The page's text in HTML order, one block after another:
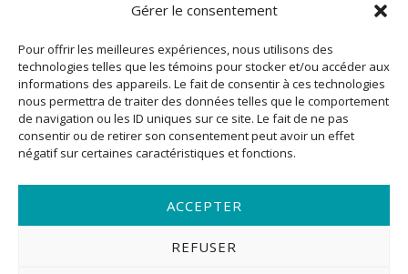
Gérer le consentement
Pour offrir les meilleures expériences, nous utilisons des
technologies telles que les témoins pour stocker et/ou accéder aux
informations des appareils. Le fait de consentir à ces technologies
nous permettra de traiter des données telles que le comportement
de navigation ou les ID uniques sur ce site. Le fait de ne pas
consentir ou de retirer son consentement peut avoir un effet
négatif sur certaines caractéristiques et fonctions.
ACCEPTER
REFUSER
PROGRAMMATION :AGENCE MARINADE